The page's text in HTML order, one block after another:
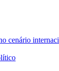
cenário